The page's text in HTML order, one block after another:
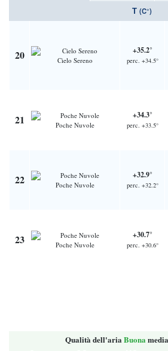
T (C°)
20 Cielo Sereno
+35.2°
perc. +34.5°
21 Poche Nuvole
+34.3°
perc. +33.5°
22 Poche Nuvole
+32.9°
perc. +32.2°
23 Poche Nuvole
+30.7°
perc. +30.6°
Qualità dell'ariaBuona